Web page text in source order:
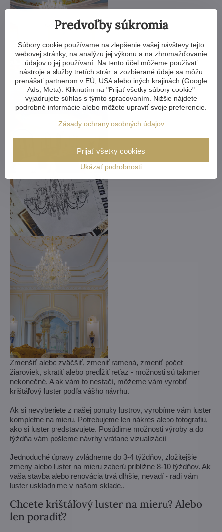
Zmenšiť alebo zväčšiť, zmeniť ramená, zmeniť počet
žiaroviek, skrátiť alebo predĺžiť reťaz - možnosti sú takmer
nekonečné. A ak vám to nestačí, môžeme vám vyrobiť
krištáľový luster podľa vášho návrhu.
Ak si nevyberiete z našej ponuky lustrov, vyrobíme vám luster
kompletne na mieru. Potrebujeme len nákres alebo fotografiu,
ako si luster predstavujete. Posúdime možnosti výroby a do
týždňa vám pošleme návrhy vrátane vizualizácií.
Jednoduché úpravy zvládneme do 3-4 týždňov, zložitejšie
zmeny alebo luster na mieru zaberú približne 8-10 týždňov. Ak
vaša stavba alebo renovácia trvá dlhšie, nevadí - radi vám
luster uskladníme v našom sklade..
Chcete krištáľový luster na mieru? Alebo
len poradiť?
Predvoľby súkromia
Súbory cookie používame na zlepšenie vašej návštevy tejto
webovej stránky, na analýzu jej výkonu a na zhromažďovanie
údajov o jej používaní. Na tento účel môžeme používať
nástroje a služby tretích strán a zozbierané údaje sa môžu
prenášať partnerom v EÚ, USA alebo iných krajinách (Google
Ads, Meta). Kliknutím na "Prijať všetky súbory cookie"
vyjadrujete súhlas s týmto spracovaním. Nižšie nájdete
podrobné informácie alebo môžete upraviť svoje preferencie.
Zásady ochrany osobných údajov
Ukázať podrobnosti
Prijať všetky cookies